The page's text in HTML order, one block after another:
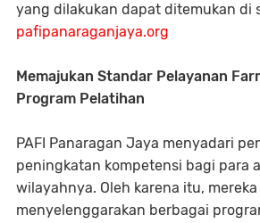
yang dilakukan dapat ditemukan di
pafipanaraganjaya.org
Memajukan Standar Pelayanan
Program Pelatihan
PAFI Panaragan Jaya menyadari
peningkatan kompetensi bagi para
wilayahnya. Oleh karena itu,
menyelenggarakan berbagai